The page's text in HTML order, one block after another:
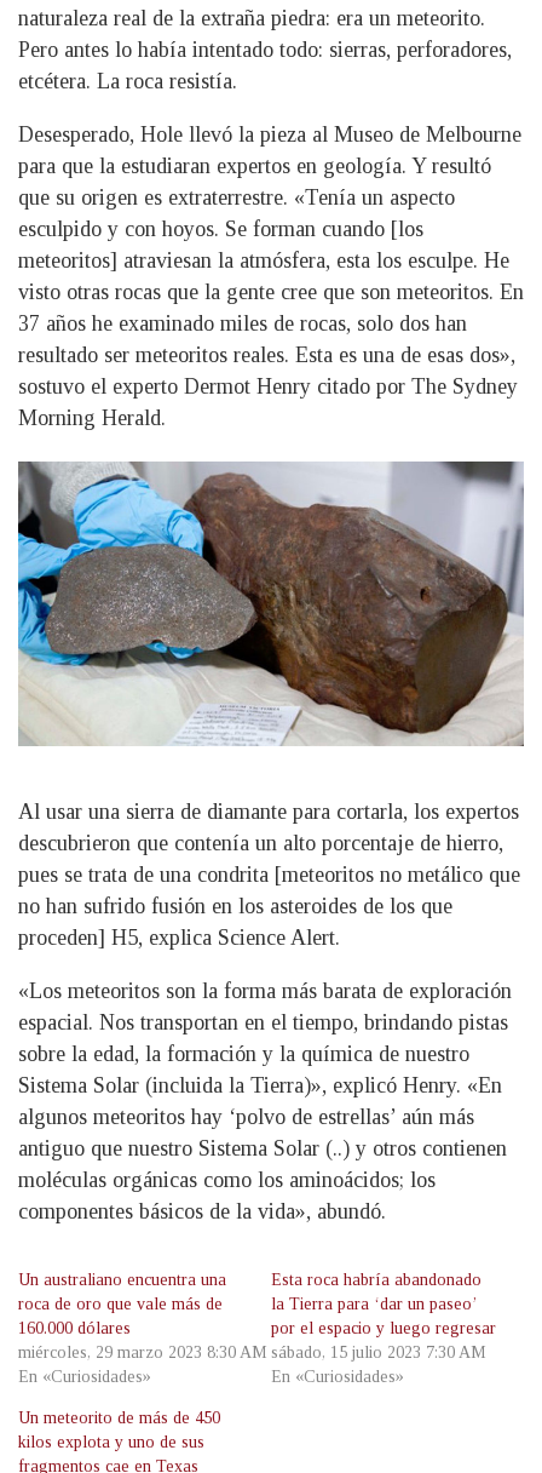
naturaleza real de la extraña piedra: era un meteorito.
Pero antes lo había intentado todo: sierras, perforadores,
etcétera. La roca resistía.
Desesperado, Hole llevó la pieza al Museo de Melbourne
para que la estudiaran expertos en geología. Y resultó
que su origen es extraterrestre. «Tenía un aspecto
esculpido y con hoyos. Se forman cuando [los
meteoritos] atraviesan la atmósfera, esta los esculpe. He
visto otras rocas que la gente cree que son meteoritos. En
37 años he examinado miles de rocas, solo dos han
resultado ser meteoritos reales. Esta es una de esas dos»,
sostuvo el experto Dermot Henry citado por The Sydney
Morning Herald.
Al usar una sierra de diamante para cortarla, los expertos
descubrieron que contenía un alto porcentaje de hierro,
pues se trata de una condrita [meteoritos no metálico que
no han sufrido fusión en los asteroides de los que
proceden] H5, explica Science Alert.
«Los meteoritos son la forma más barata de exploración
espacial. Nos transportan en el tiempo, brindando pistas
sobre la edad, la formación y la química de nuestro
Sistema Solar (incluida la Tierra)», explicó Henry. «En
algunos meteoritos hay ‘polvo de estrellas’ aún más
antiguo que nuestro Sistema Solar (..) y otros contienen
moléculas orgánicas como los aminoácidos; los
componentes básicos de la vida», abundó.
Un australiano encuentra una
roca de oro que vale más de
160.000 dólares
miércoles, 29 marzo 2023 8:30 AM
En «Curiosidades»
Esta roca habría abandonado
la Tierra para ‘dar un paseo’
por el espacio y luego regresar
sábado, 15 julio 2023 7:30 AM
En «Curiosidades»
Un meteorito de más de 450
kilos explota y uno de sus
fragmentos cae en Texas